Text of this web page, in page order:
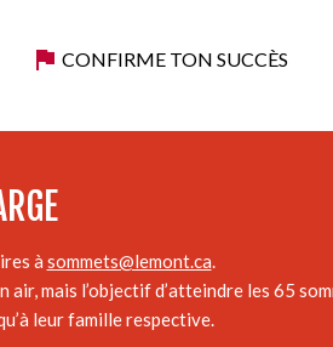
CONFIRME TON SUCCÈS
La Croix. Continuez votre randonnée
à sommets@lemont.ca.
mais l’objectif d’atteindre les 65
leur famille respective.